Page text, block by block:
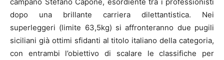
campano Stefano Capone, esordiente tra i professionisti
dopo una brillante carriera dilettantistica. Nei
superleggeri (limite 63,5kg) si affronteranno due pugili
siciliani già ottimi sfidanti al titolo italiano della categoria,
con entrambi l’obiettivo di scalare le classifiche per